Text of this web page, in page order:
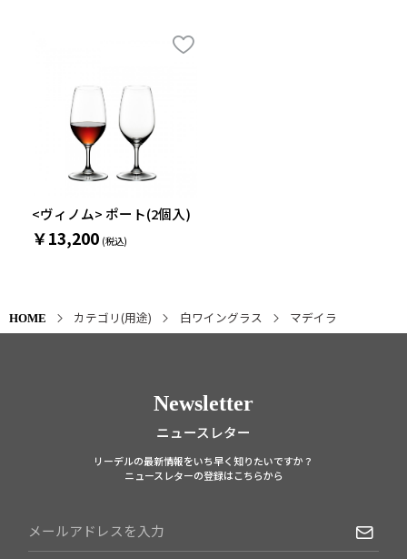
<ヴィノム> ポート(2個入)
￥13,200
HOME カテゴリ(用途) 白ワイングラス マデイラ
Newsletter
ニュースレター
リーデルの最新情報をいち早く知りたいですか？
ニュースレターの登録はこちらから